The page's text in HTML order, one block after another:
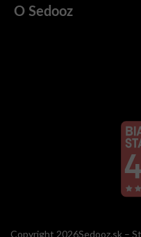
O Sedooz
Copyright 2026Sedooz.sk –